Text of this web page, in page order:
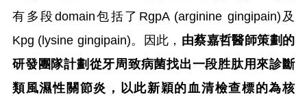
有多段domain包括了RgpA (arginine gingipain)及
Kpg (lysine gingipain)。因此， 由蔡嘉哲醫師策劃的
研發團隊計劃從牙周致病菌找出一段胜肽用來診斷
類風濕性關節炎，以此新穎的血清檢查標的為核